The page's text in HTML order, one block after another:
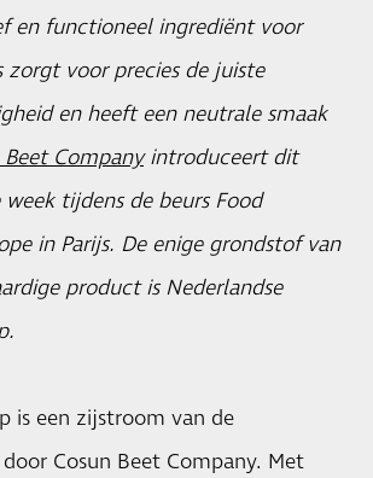
en functioneel ingrediënt voor
zorgt voor precies de juiste
en heeft een neutrale smaak
Beet Companyintroduceert dit
tijdens de beurs Food
in Parijs. De enige grondstof van
product is Nederlandse
is een zijstroom van de
Cosun Beet Company. Met